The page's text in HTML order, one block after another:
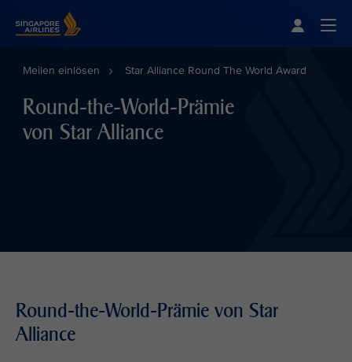
Meilen einlösen Star Alliance Round The World Award
Round-the-World-Prämie
von Star Alliance
Round-the-World-Prämie von Star
Alliance